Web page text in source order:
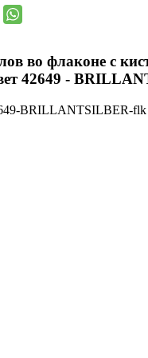
во флаконе с
42649 -
BRILLANTSILBER-flk